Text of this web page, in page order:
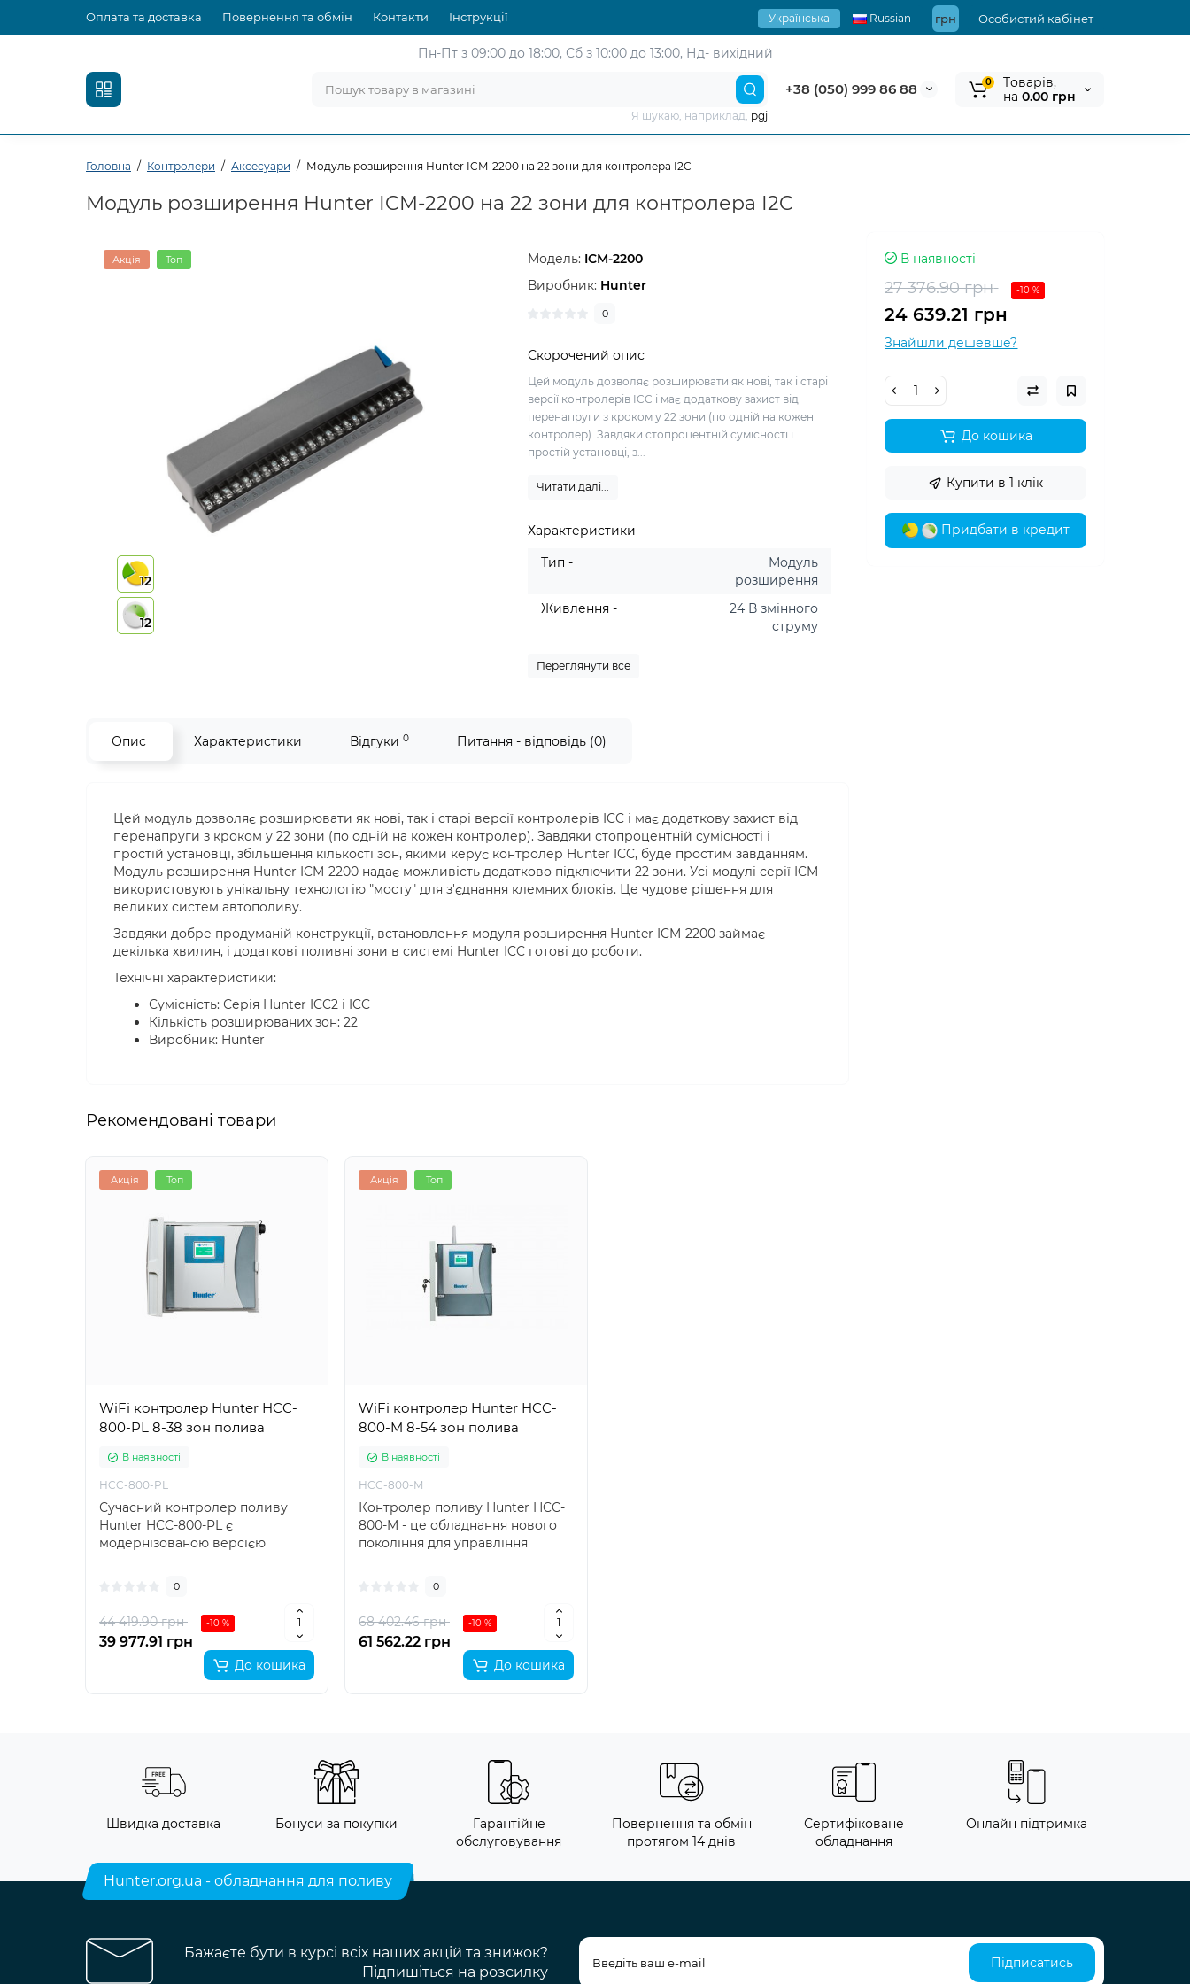
Оплата та доставка Повернення та обмін Контакти Інструкції Особистий кабінет
грн
Українська Russian
Пн-Пт з 09:00 до 18:00, Сб з 10:00 до 13:00, Нд- вихідний
+38 (050) 999 86 88
Я шукаю, наприклад, pgj
0
Tоварів,
на 0.00 грн
Головна Контролери Аксесуари Модуль розширення Hunter ICM-2200 на 22 зони для контролера I2C
Модуль розширення Hunter ICM-2200 на 22 зони для контролера I2C
12
12
Акція Топ Модель: ICM-2200
Виробник: Hunter
0
Скорочений опис
Цей модуль дозволяє розширювати як нові, так і старі
версії контролерів ICC і має додаткову захист від
перенапруги з кроком у 22 зони (по одній на кожен
контролер). Завдяки стопроцентній сумісності і
простій установці, з...
Читати далі...
Характеристики
Тип -
Модуль
розширення
Живлення -
24 В змінного
струму
Переглянути все
В наявності
27 376.90 грн -10 %
24 639.21 грн
Знайшли дешевше?
До кошика
Купити в 1 клік
Придбати в кредит
Опис Характеристики Відгуки 0 Питання - відповідь (0)
Цей модуль дозволяє розширювати як нові, так і старі версії контролерів ICC і має додаткову захист від
перенапруги з кроком у 22 зони (по одній на кожен контролер). Завдяки стопроцентній сумісності і
простій установці, збільшення кількості зон, якими керує контролер Hunter ICC, буде простим завданням.
Модуль розширення Hunter ICM-2200 надає можливість додатково підключити 22 зони. Усі модулі серії ICM
використовують унікальну технологію "мосту" для з'єднання клемних блоків. Це чудове рішення для
великих систем автополиву.
Завдяки добре продуманій конструкції, встановлення модуля розширення Hunter ICM-2200 займає
декілька хвилин, і додаткові поливні зони в системі Hunter ICC готові до роботи.
Технічні характеристики:
Сумісність: Серія Hunter ICC2 і ICC
Кількість розширюваних зон: 22
Виробник: Hunter
Рекомендовані товари
Акція Топ
WiFi контролер Hunter HCC-
800-PL 8-38 зон полива
В наявності
HCC-800-PL
Сучасний контролер поливу
Hunter HCC-800-PL є
модернізованою версією
0
44 419.90 грн -10 %
39 977.91 грн
До кошика
Акція Топ
WiFi контролер Hunter HCC-
800-M 8-54 зон полива
В наявності
HCC-800-M
Контролер поливу Hunter HCC-
800-M - це обладнання нового
покоління для управління
0
68 402.46 грн -10 %
61 562.22 грн
До кошика
Швидка доставка Бонуси за покупки
Гарантійне
обслуговування
Повернення та обмін
протягом 14 днів
Сертифіковане
обладнання
Онлайн підтримка
Hunter.org.ua - обладнання для поливу
Бажаєте бути в курсі всіх наших акцій та знижок?
Підпишіться на розсилку
Підписатись